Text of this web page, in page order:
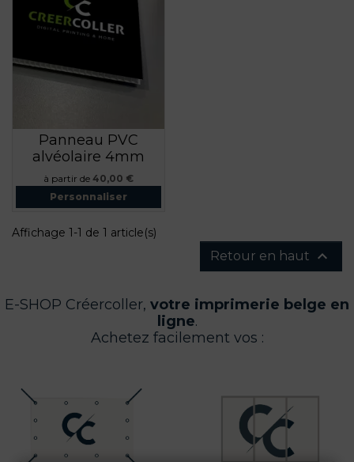
Panneau PVC
alvéolaire 4mm
à partir de Prix
40,00 €
Personnaliser
Affichage 1-1 de 1 article(s)
Retour en haut 
E-SHOP Créercoller, votre imprimerie belge en
ligne.
Achetez facilement vos :